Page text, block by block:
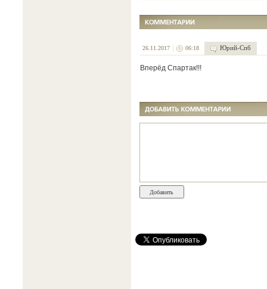
26.11.2017 06:18 Юрий-Спб
Вперёд Спартак!!!